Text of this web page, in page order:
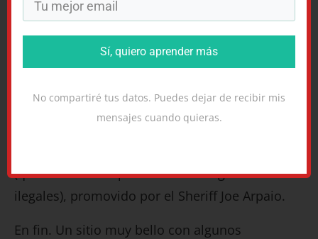
2008, el estado está en crisis, como tantos
otros. Ha salido en las noticias internacionales
recientemente por elTiroteo de Tucson
ideas ultraconservadores, mató a varias
personas y disparó a la congresista Gabrielle
(que intentaba expulsar a los inmigrantes
ilegales), promovido por el Sheriff Joe Arpaio.
En fin. Un sitio muy bello con algunos
Sí, quiero aprender más
No compartiré tus datos. Puedes dejar de recibir mis
mensajes cuando quieras.